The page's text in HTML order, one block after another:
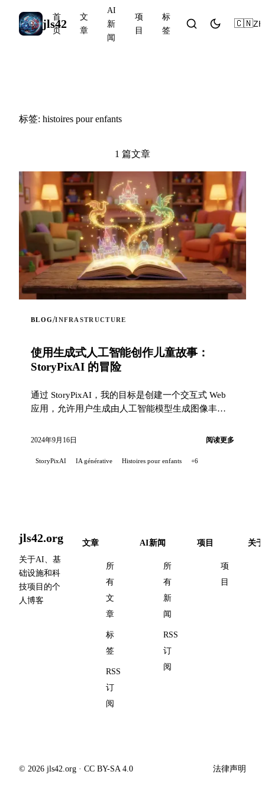
jls42
首
页
文
章
AI
新
闻
项
目
标
签
🇨🇳ZH
标签: histoires pour enfants
1 篇文章
BLOG/INFRASTRUCTURE
使用生成式人工智能创作儿童故事：
StoryPixAI 的冒险
通过 StoryPixAI，我的目标是创建一个交互式 Web
应用，允许用户生成由人工智能模型生成图像丰富
2024年9月16日 阅读更多
StoryPixAI IA générative Histoires pour enfants +6
jls42.org
关于AI、基
础设施和科
技项目的个
人博客
文章
所
有
文
章
标
签
RSS
订
阅
AI新闻
所
有
新
闻
RSS
订
阅
项目
项
目
关于
© 2026 jls42.org · CC BY-SA 4.0 法律声明